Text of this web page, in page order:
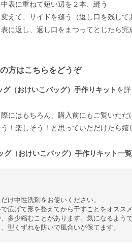
表に重ねて短い辺を２本、縫う
えて、サイドを縫う（返し口を残して
に返し、返し口をまつってとじたら完
方はこちらをどうぞ
グ（おけいこバッグ）手作りキット を
にはもちろん、購入前にもご覧いただ
！楽しそう！と思っていただけたら嬉
グ（おけいこバッグ）手作りキット一
け中性洗剤をお使いください。
広げて形を整えてから干すことをオススメ
多少縮むことがあります。気になるよう
型くずれを防いで風合いが保てます。